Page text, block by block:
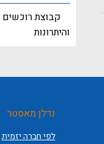
קבוצת
והיתרונות
נדלן מאסטר
לפי חברה יזמית